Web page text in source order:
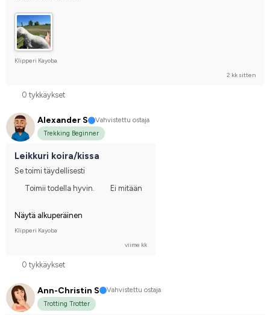
Klipperi Kayoba
2 kk sitten
0 tykkäykset
Alexander S
Vahvistettu ostaja
Trekking Beginner
Leikkuri koira/kissa
Se toimi täydellisesti
Toimii todella hyvin.
Ei mitään
Näytä alkuperäinen
Klipperi Kayoba
viime kk
0 tykkäykset
Ann-Christin S
Vahvistettu ostaja
Trotting Trotter